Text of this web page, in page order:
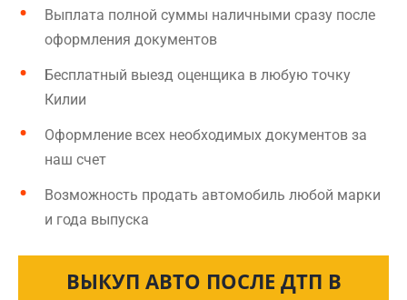
Выплата полной суммы наличными сразу после
оформления документов
Бесплатный выезд оценщика в любую точку
Килии
Оформление всех необходимых документов за
наш счет
Возможность продать автомобиль любой марки
и года выпуска
ВЫКУП АВТО ПОСЛЕ ДТП В